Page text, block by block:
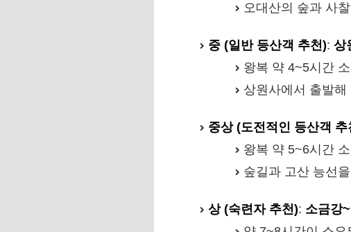
오대산의 숲과 사
중 (일반 등산객 추천): 상
왕복 약 4~5시간
상원사에서 출발
중상 (도전적인 등산객 추
왕복 약 5~6시간
숲길과 고산 능선
상 (숙련자 추천): 소금강